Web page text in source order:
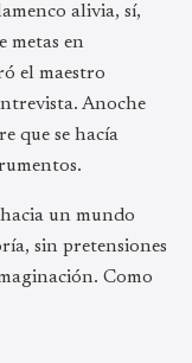
alivia, sí,
metas en
el maestro
Anoche
que se hacía
un mundo
sin pretensiones
Como